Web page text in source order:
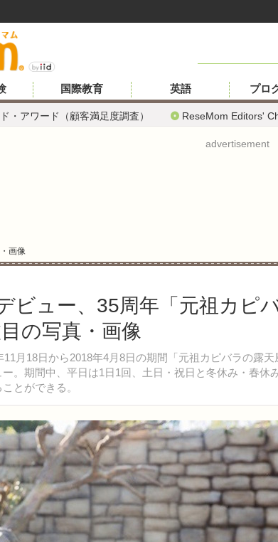
・アワード（顧客満足度調査） ReseMom Editors'
国際教育 英語 プロ
advertisement
画像
ビュー、35周年「元祖カピ
の写真・画像
月18日から2018年4月8日の期間「元祖カピバラの露
。期間中、平日は1日1回、土日・祝日と冬休み・春休
とができる。